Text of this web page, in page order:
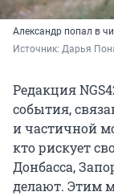
Александр попал в
Источник: Дарья
Редакция
события,
и частичной
кто рискует
Донбасса,
делают. Этим